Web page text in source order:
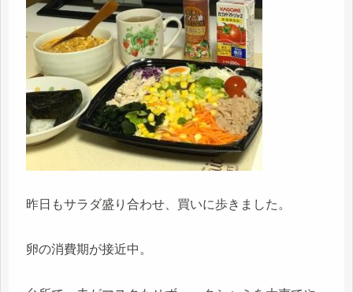
昨日もサラダ盛り合わせ、買いに歩きました。
卵の消費期が接近中。